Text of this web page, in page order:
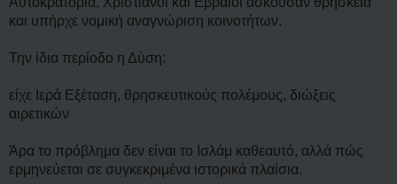
και υπήρχε νομική αναγνώριση κοινοτήτων.
Την ίδια περίοδο η Δύση:
είχε Ιερά Εξέταση, θρησκευτικούς πολέμους, διώξεις
αιρετικών
Άρα το πρόβλημα δεν είναι το Ισλάμ καθεαυτό, αλλά πώς
ερμηνεύεται σε συγκεκριμένα ιστορικά πλαίσια.